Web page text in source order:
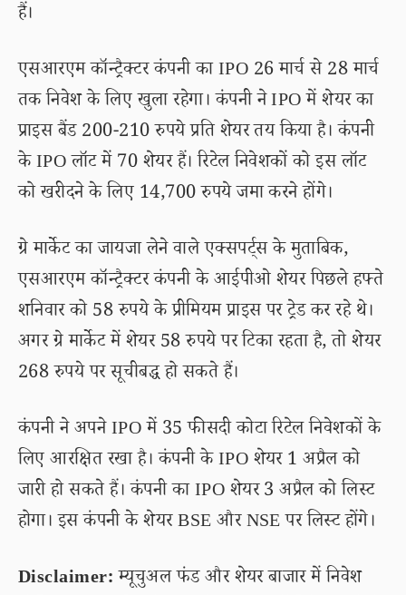
हैं।
एसआरएम कॉन्ट्रैक्टर कंपनी का IPO 26 मार्च से 28 मार्च
तक निवेश के लिए खुला रहेगा। कंपनी ने IPO में शेयर का
प्राइस बैंड 200-210 रुपये प्रति शेयर तय किया है। कंपनी
के IPO लॉट में 70 शेयर हैं। रिटेल निवेशकों को इस लॉट
को खरीदने के लिए 14,700 रुपये जमा करने होंगे।
ग्रे मार्केट का जायजा लेने वाले एक्सपर्ट्स के मुताबिक,
एसआरएम कॉन्ट्रैक्टर कंपनी के आईपीओ शेयर पिछले हफ्ते
शनिवार को 58 रुपये के प्रीमियम प्राइस पर ट्रेड कर रहे थे।
अगर ग्रे मार्केट में शेयर 58 रुपये पर टिका रहता है, तो शेयर
268 रुपये पर सूचीबद्ध हो सकते हैं।
कंपनी ने अपने IPO में 35 फीसदी कोटा रिटेल निवेशकों के
लिए आरक्षित रखा है। कंपनी के IPO शेयर 1 अप्रैल को
जारी हो सकते हैं। कंपनी का IPO शेयर 3 अप्रैल को लिस्ट
होगा। इस कंपनी के शेयर BSE और NSE पर लिस्ट होंगे।
Disclaimer:म्यूचुअल फंड और शेयर बाजार में निवेश